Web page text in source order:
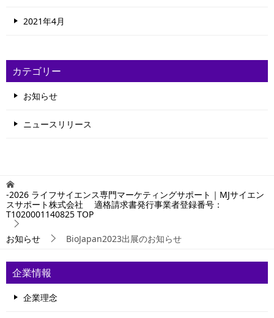
2021年4月
カテゴリー
お知らせ
ニュースリリース
-2026 ライフサイエンス専門マーケティングサポート｜MJサイエン
スサポート株式会社 適格請求書発行事業者登録番号：
T1020001140825 TOP
お知らせ BioJapan2023出展のお知らせ
企業情報
企業理念